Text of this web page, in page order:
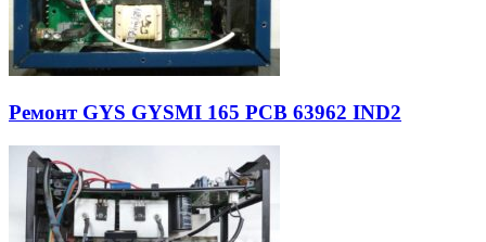
Ремонт GYS GYSMI 165 PCB 63962 IND2